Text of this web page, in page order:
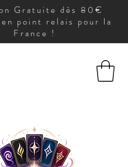
Gratuite dès 80€
point relais pour la
France !